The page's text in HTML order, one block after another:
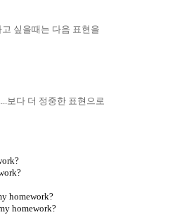
고 싶을때는 다음 표현을
보다 더 정중한 표현으로
homework?
homework?